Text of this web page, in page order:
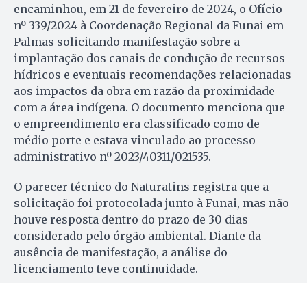
encaminhou, em 21 de fevereiro de 2024, o Ofício
nº 339/2024 à Coordenação Regional da Funai em
Palmas solicitando manifestação sobre a
implantação dos canais de condução de recursos
hídricos e eventuais recomendações relacionadas
aos impactos da obra em razão da proximidade
com a área indígena. O documento menciona que
o empreendimento era classificado como de
médio porte e estava vinculado ao processo
administrativo nº 2023/40311/021535.
O parecer técnico do Naturatins registra que a
solicitação foi protocolada junto à Funai, mas não
houve resposta dentro do prazo de 30 dias
considerado pelo órgão ambiental. Diante da
ausência de manifestação, a análise do
licenciamento teve continuidade.